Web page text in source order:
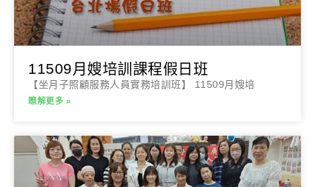
11509月嫂培訓課程假日班
【坐月子照顧服務人員實務培訓班】 11509月嫂培
瞭解更多 »